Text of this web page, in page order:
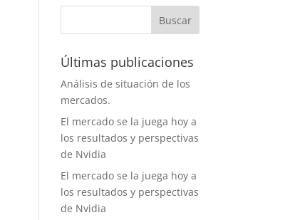
Últimas publicaciones
Análisis de situación de los
mercados.
El mercado se la juega hoy a
los resultados y perspectivas
de Nvidia
El mercado se la juega hoy a
los resultados y perspectivas
de Nvidia